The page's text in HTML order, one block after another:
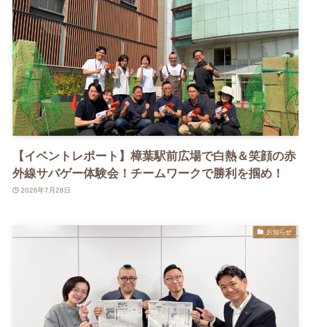
【イベントレポート】樟葉駅前広場で白熱＆笑顔の赤
外線サバゲー体験会！チームワークで勝利を掴め！
2026年7月28日
お知らせ